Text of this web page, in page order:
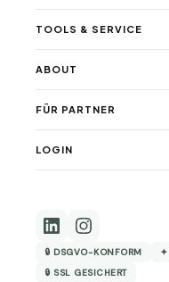
TOOLS & SERVICE
ABOUT
FÜR PARTNER
LOGIN
🔒 DSGVO-KONFORM
✦
🔒 SSL GESICHERT